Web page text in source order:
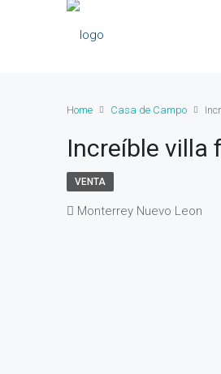
Home Casa de Campo
Increíble villa
VENTA
Monterrey Nuevo Leon